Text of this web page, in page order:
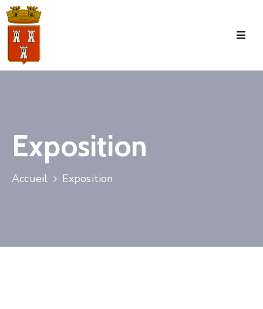
Accueil
Manifestations
Vie
Municipale
Exposition
Accueil Exposition